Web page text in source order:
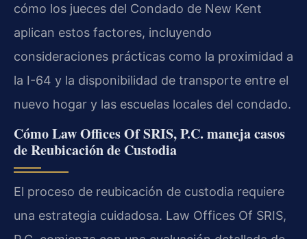
cómo los jueces del Condado de New Kent
aplican estos factores, incluyendo
consideraciones prácticas como la proximidad a
la I-64 y la disponibilidad de transporte entre el
nuevo hogar y las escuelas locales del condado.
Cómo Law Offices Of SRIS, P.C. maneja casos
de Reubicación de Custodia
El proceso de reubicación de custodia requiere
una estrategia cuidadosa. Law Offices Of SRIS,